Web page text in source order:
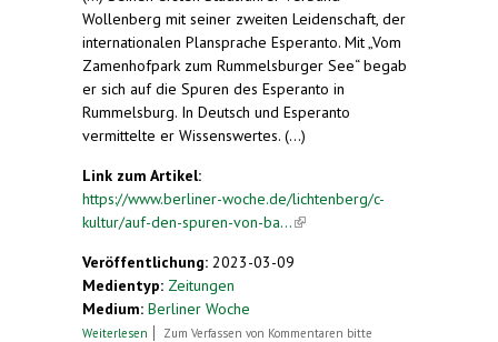
Wollenberg mit seiner zweiten Leidenschaft, der
internationalen Plansprache Esperanto. Mit „Vom
Zamenhofpark zum Rummelsburger See“ begab
er sich auf die Spuren des Esperanto in
Rummelsburg. In Deutsch und Esperanto
vermittelte er Wissenswertes. (...)
Link zum Artikel:
https://www.berliner-woche.de/lichtenberg/c-
kultur/auf-den-spuren-von-ba...(link is external)
Veröffentlichung: 2023-03-09
Medientyp: Zeitungen
Medium: Berliner Woche
Weiterlesen über Auf den Spuren von Bauten und Menschen
Zum Verfassen von Kommentaren bitte